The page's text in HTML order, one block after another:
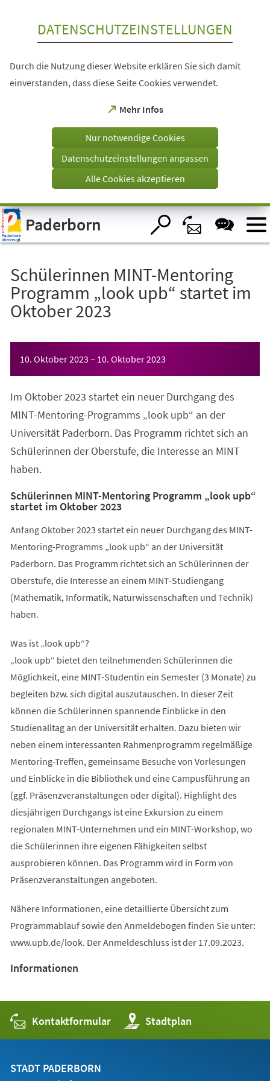
Visuelle
Assistenzsoftware
öffnen.
DATENSCHUTZEINSTELLUNGEN
Durch die Nutzung dieser Website erklären Sie sich damit
einverstanden, dass diese Seite Cookies verwendet.
Mehr Infos
(Öffnet
einem
Tab)
Nur notwendige Cookies
Datenschutzeinstellungen anpassen
Alle Cookies akzeptieren
Paderborn
Schülerinnen MINT-Mentoring
Programm „look upb“ startet im
Oktober 2023
10. Oktober 2023 – 10. Oktober 2023
Im Oktober 2023 startet ein neuer Durchgang des
MINT-Mentoring-Programms „look upb“ an der
Universität Paderborn. Das Programm richtet sich an
Schülerinnen der Oberstufe, die Interesse an MINT
haben.
Schülerinnen MINT-Mentoring Programm „look upb“
startet im Oktober 2023
Anfang Oktober 2023 startet ein neuer Durchgang des MINT-
Mentoring-Programms „look upb“ an der Universität
Paderborn. Das Programm richtet sich an Schülerinnen der
Oberstufe, die Interesse an einem MINT-Studiengang
(Mathematik, Informatik, Naturwissenschaften und Technik)
haben.
Was ist „look upb“?
„look upb“ bietet den teilnehmenden Schülerinnen die
Möglichkeit, eine MINT-Studentin ein Semester (3 Monate) zu
begleiten bzw. sich digital auszutauschen. In dieser Zeit
können die Schülerinnen spannende Einblicke in den
Studienalltag an der Universität erhalten. Dazu bieten wir
neben einem interessanten Rahmenprogramm regelmäßige
Mentoring-Treffen, gemeinsame Besuche von Vorlesungen
und Einblicke in die Bibliothek und eine Campusführung an
(ggf. Präsenzveranstaltungen oder digital). Highlight des
diesjährigen Durchgangs ist eine Exkursion zu einem
regionalen MINT-Unternehmen und ein MINT-Workshop, wo
die Schülerinnen ihre eigenen Fähigkeiten selbst
ausprobieren können. Das Programm wird in Form von
Präsenzveranstaltungen angeboten.
Nähere Informationen, eine detaillierte Übersicht zum
Programmablauf sowie den Anmeldebogen finden Sie unter:
www.upb.de/look. Der Anmeldeschluss ist der 17.09.2023.
Informationen
Kontaktformular Stadtplan
(Öffnet
in
einem
STADT PADERBORN